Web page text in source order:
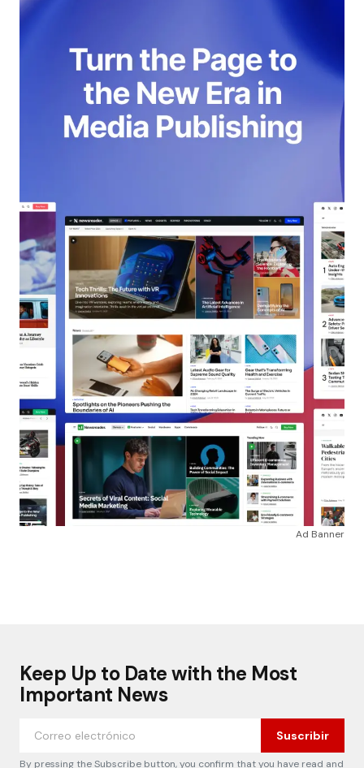
Ad Banner
Keep Up to Date with the Most
Important News
Suscribir
By pressing the Subscribe button, you confirm that you have read and